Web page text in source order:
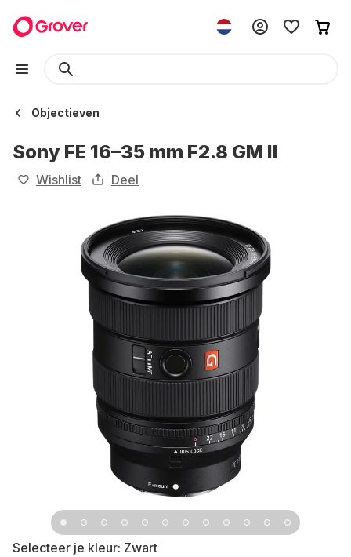
Objectieven
Sony FE 16–35 mm F2.8 GM II
Wishlist Deel
Selecteer je kleur: Zwart